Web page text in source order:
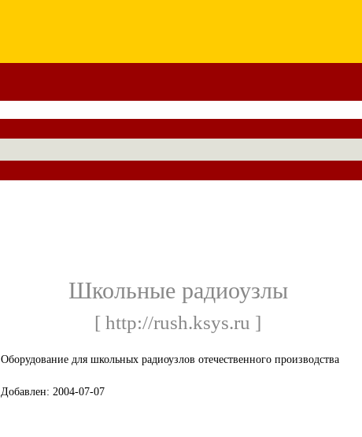
Школьные радиоузлы
[ http://rush.ksys.ru ]
Оборудование для школьных радиоузлов отечественного производства
Добавлен: 2004-07-07